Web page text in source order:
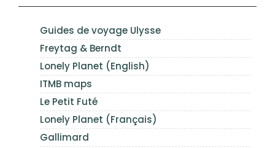
Guides de voyage Ulysse
Freytag & Berndt
Lonely Planet (English)
ITMB maps
Le Petit Futé
Lonely Planet (Français)
Gallimard